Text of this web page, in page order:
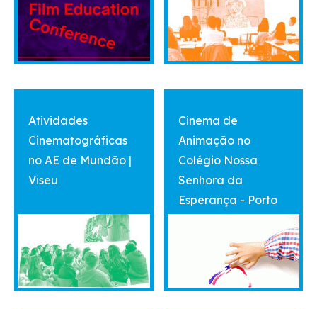
Atividades
Cinematográficas
no AE de Mundão |
Viseu
Cinema de
Animação no
Colégio Nossa
Senhora da
Esperança - Porto